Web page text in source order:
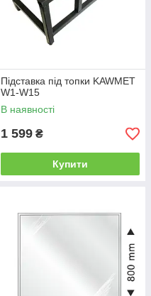
Підставка під топки KAWMET
W1-W15
В наявності
1 599 ₴
Купити